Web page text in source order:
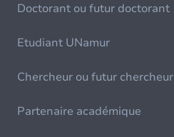
Doctorant ou futur doctorant
Etudiant UNamur
Chercheur ou futur chercheur
Partenaire académique